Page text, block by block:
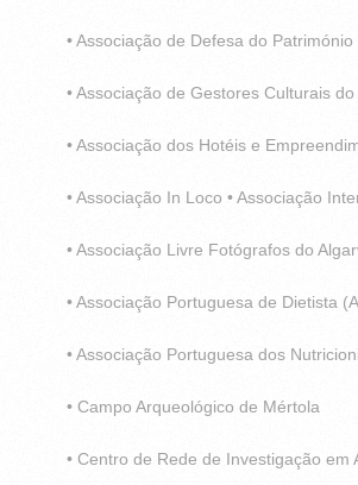
• Associação de Defesa do
• Associação de Gestores Culturais do
• Associação dos Hotéis e
• Associação In Loco • Associação
• Associação Livre Fotógrafos do
• Associação Portuguesa de Dietista
• Associação Portuguesa dos
• Campo Arqueológico de Mértola
• Centro de Rede de Investigação em